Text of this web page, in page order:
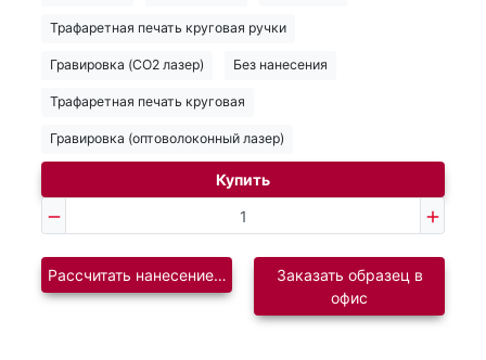
Трафаретная печать круговая ручки
Гравировка (CO2 лазер) Без нанесения
Трафаретная печать круговая
Гравировка (оптоволоконный лазер)
Купить
Рассчитать нанесение логотипаЗаказать образец в
офис